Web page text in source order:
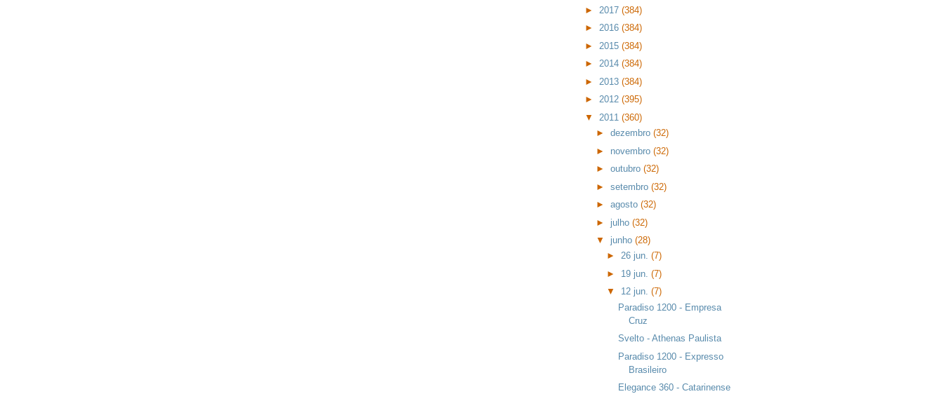
► 2017 (384)
► 2016 (384)
► 2015 (384)
► 2014 (384)
► 2013 (384)
► 2012 (395)
▼ 2011 (360)
► dezembro (32)
► novembro (32)
► outubro (32)
► setembro (32)
► agosto (32)
► julho (32)
▼ junho (28)
►26 jun.(7)
► 19 jun.(7)
▼ 12 jun.(7)
Paradiso 1200 - Empresa
Cruz
Svelto - Athenas Paulista
Paradiso 1200 - Expresso
Brasileiro
Elegance 360 - Catarinense